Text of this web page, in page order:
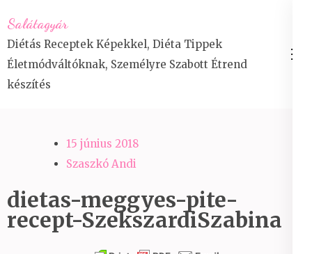
to
content
(Press
Enter)
Salátagyár
Diétás Receptek Képekkel, Diéta Tippek
Életmódváltóknak, Személyre Szabott Étrend
készítés
15 június 2018
Szaszkó Andi
dietas-meggyes-pite-
recept-SzekszardiSzabina